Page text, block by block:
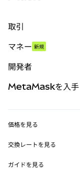
取引
パーペチュアル
RWA
マネー 新規
開発者
MetaMask Connect
Snaps
MetaMaskを入手
セキュリティ
価格を見る
イーサリアムの価格
Solanaの価格
交換レートを見る
ETH→USD
ガイドを見る